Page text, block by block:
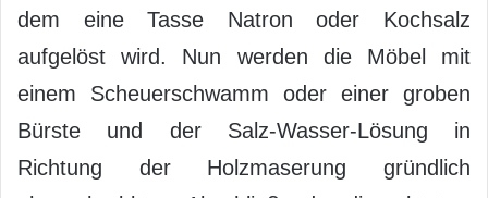
dem eine Tasse Natron oder Kochsalz
aufgelöst wird. Nun werden die Möbel mit
einem Scheuerschwamm oder einer groben
Bürste und der Salz-Wasser-Lösung in
Richtung der Holzmaserung gründlich